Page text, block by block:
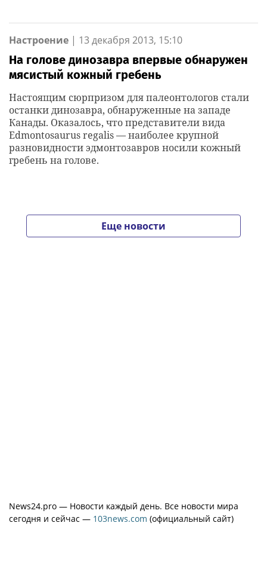
Настроение | 13 декабря 2013, 15:10
На голове динозавра впервые обнаружен
мясистый кожный гребень
Настоящим сюрпризом для палеонтологов стали
останки динозавра, обнаруженные на западе
Канады. Оказалось, что представители вида
Edmontosaurus regalis — наиболее крупной
разновидности эдмонтозавров носили кожный
гребень на голове.
Еще новости
News24.pro — Новости каждый день. Все новости мира
сегодня и сейчас — 103news.com (официальный сайт)